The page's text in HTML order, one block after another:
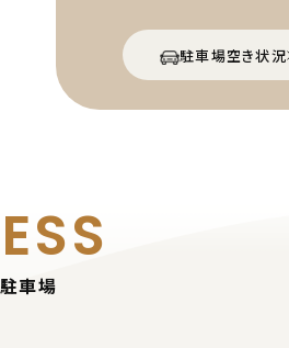
駐車場空き状況
車場